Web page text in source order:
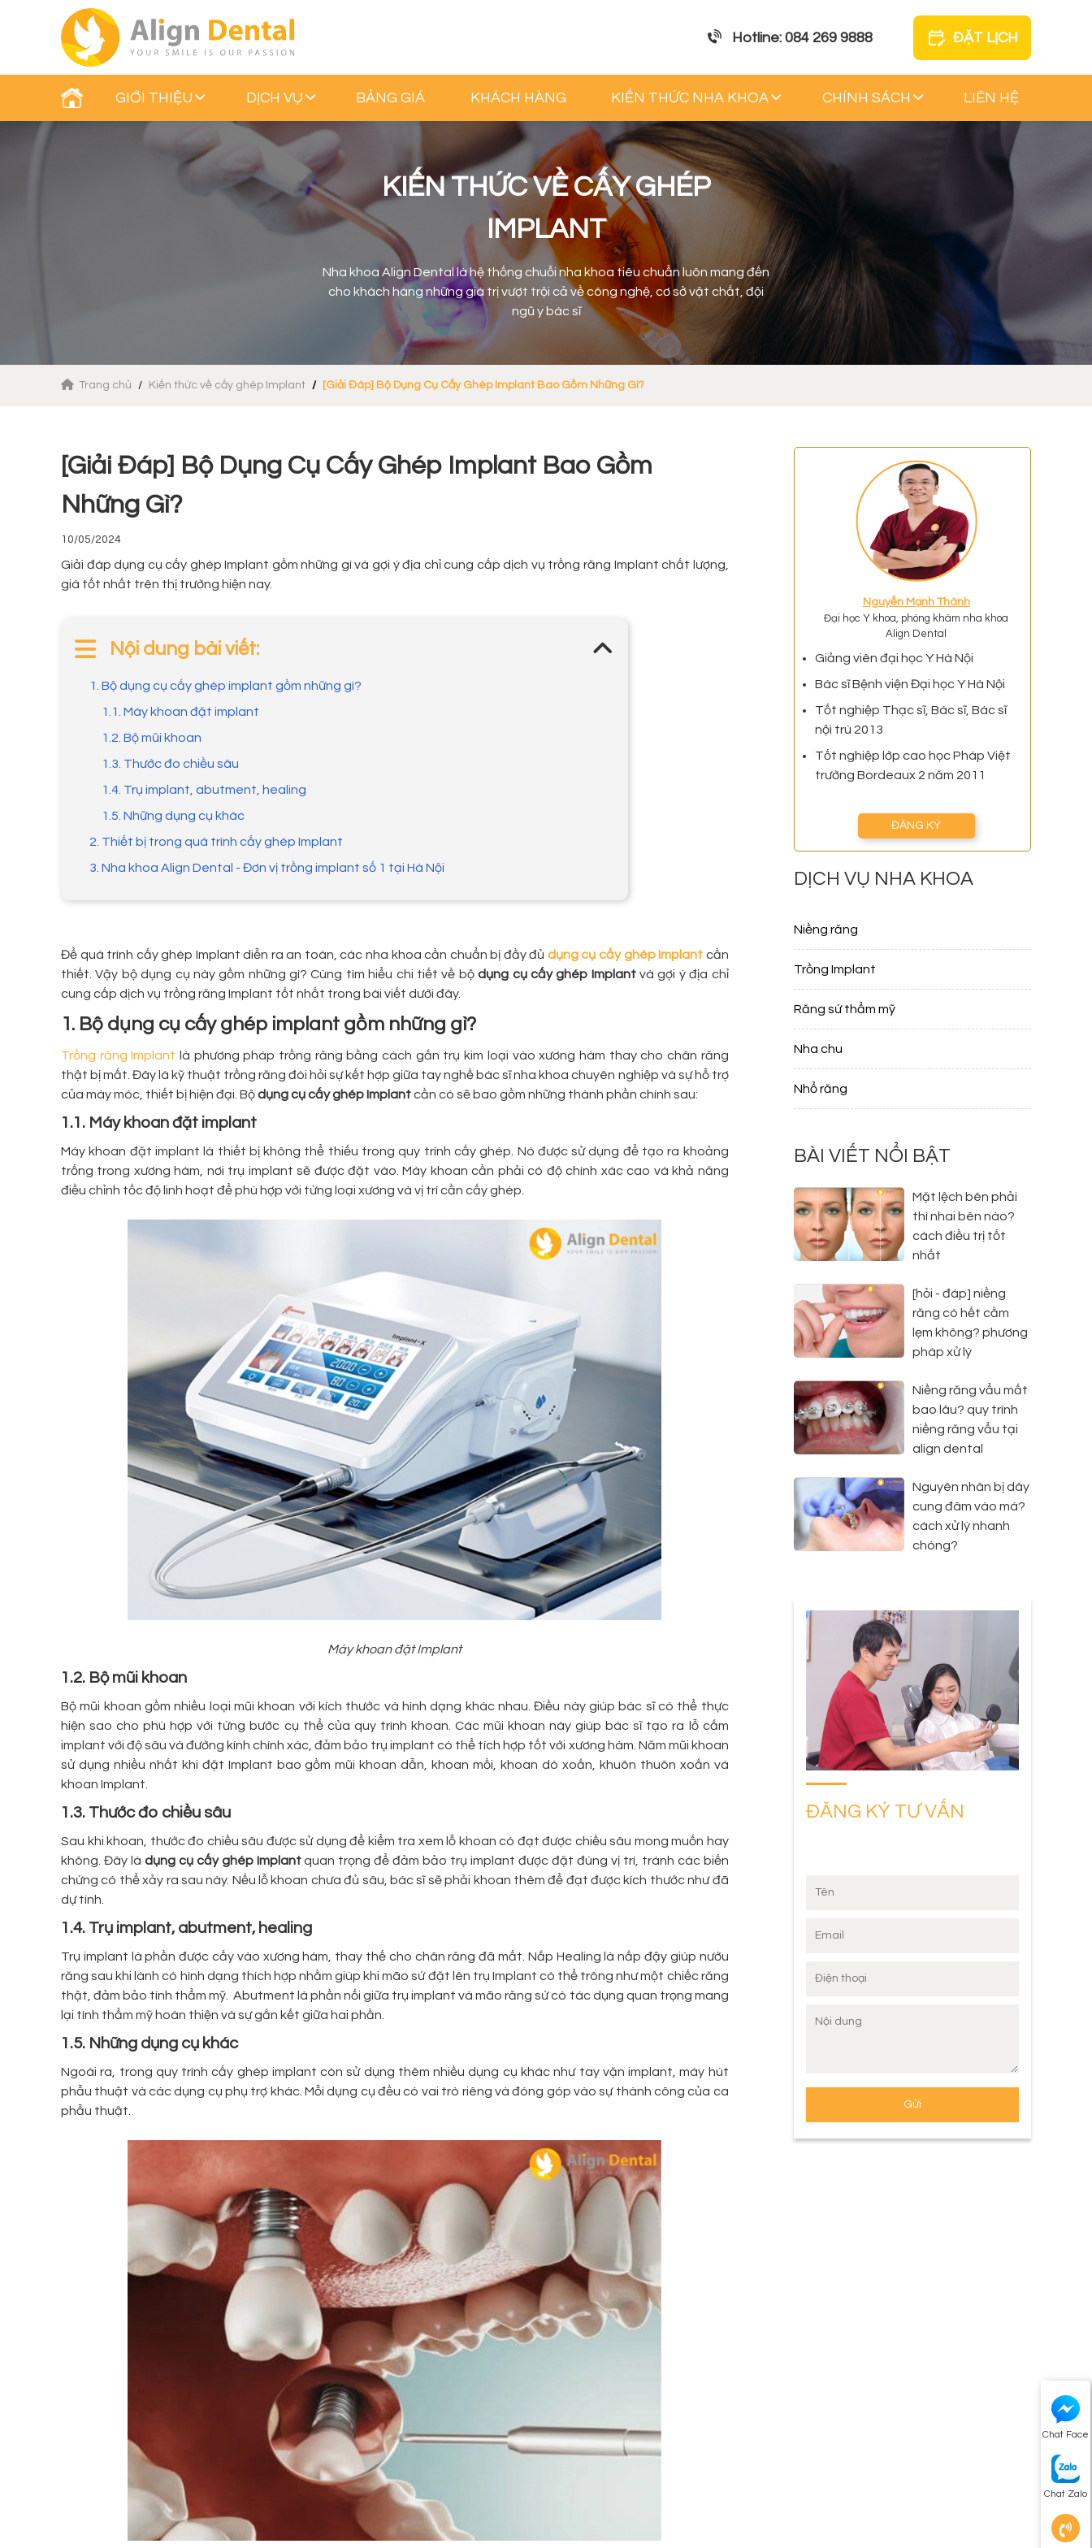
Hotline: 084 269 9888 ĐẶT LỊCH
GIỚI THIỆU DỊCH VỤ BẢNG GIÁ KHÁCH HÀNG KIẾN THỨC NHA KHOA CHÍNH SÁCH LIÊN HỆ
Chat Face
Chat Zalo
KIẾN THỨC VỀ CẤY GHÉP
IMPLANT
Nha khoa Align Dental là hệ thống chuỗi nha khoa tiêu chuẩn luôn mang đến
cho khách hàng những giá trị vượt trội cả về công nghệ, cơ sở vật chất, đội
ngũ y bác sĩ
Trang chủ Kiến thức về cấy ghép Implant [Giải Đáp] Bộ Dụng Cụ Cấy Ghép Implant Bao Gồm Những Gì?
[Giải Đáp] Bộ Dụng Cụ Cấy Ghép Implant Bao Gồm
Những Gì?
10/05/2024
Giải đáp dụng cụ cấy ghép Implant gồm những gì và gợi ý địa chỉ cung cấp dịch vụ trồng răng Implant chất lượng,
giá tốt nhất trên thị trường hiện nay.
Nội dung bài viết:
1. Bộ dụng cụ cấy ghép implant gồm những gì?
1.1. Máy khoan đặt implant
1.2. Bộ mũi khoan
1.3. Thước đo chiều sâu
1.4. Trụ implant, abutment, healing
1.5. Những dụng cụ khác
2. Thiết bị trong quá trình cấy ghép Implant
3. Nha khoa Align Dental - Đơn vị trồng implant số 1 tại Hà Nội
Để quá trình cấy ghép Implant diễn ra an toàn, các nha khoa cần chuẩn bị đầy đủ dụng cụ cấy ghép Implant cần
thiết. Vậy bộ dụng cụ này gồm những gì? Cùng tìm hiểu chi tiết về bộdụng cụ cấy ghép Implantvà gợi ý địa chỉ
cung cấp dịch vụ trồng răng Implant tốt nhất trong bài viết dưới đây.
1. Bộ dụng cụ cấy ghép implant gồm những gì?
Trồng răng Implant là phương pháp trồng răng bằng cách gắn trụ kim loại vào xương hàm thay cho chân răng
thật bị mất. Đây là kỹ thuật trồng răng đòi hỏi sự kết hợp giữa tay nghề bác sĩ nha khoa chuyên nghiệp và sự hỗ trợ
của máy móc, thiết bị hiện đại. Bộdụng cụ cấy ghép Implantcần có sẽ bao gồm những thành phần chính sau:
1.1. Máy khoan đặt implant
Máy khoan đặt implant là thiết bị không thể thiếu trong quy trình cấy ghép. Nó được sử dụng để tạo ra khoảng
trống trong xương hàm, nơi trụ implant sẽ được đặt vào. Máy khoan cần phải có độ chính xác cao và khả năng
điều chỉnh tốc độ linh hoạt để phù hợp với từng loại xương và vị trí cần cấy ghép.
Máy khoan đặt Implant
1.2. Bộ mũi khoan
Bộ mũi khoan gồm nhiều loại mũi khoan với kích thước và hình dạng khác nhau. Điều này giúp bác sĩ có thể thực
hiện sao cho phù hợp với từng bước cụ thể của quy trình khoan. Các mũi khoan này giúp bác sĩ tạo ra lỗ cắm
implant với độ sâu và đường kính chính xác, đảm bảo trụ implant có thể tích hợp tốt với xương hàm. Năm mũi khoan
sử dụng nhiều nhất khi đặt Implant bao gồm mũi khoan dẫn, khoan mồi, khoan dò xoắn, khuôn thuôn xoắn và
khoan Implant.
1.3. Thước đo chiều sâu
Sau khi khoan, thước đo chiều sâu được sử dụng để kiểm tra xem lỗ khoan có đạt được chiều sâu mong muốn hay
không. Đây là dụng cụ cấy ghép Implantquan trọng để đảm bảo trụ implant được đặt đúng vị trí, tránh các biến
chứng có thể xảy ra sau này. Nếu lỗ khoan chưa đủ sâu, bác sĩ sẽ phải khoan thêm để đạt được kích thước như đã
dự tính.
1.4. Trụ implant, abutment, healing
Trụ implant là phần được cấy vào xương hàm, thay thế cho chân răng đã mất. Nắp Healing là nắp đậy giúp nướu
răng sau khi lành có hình dạng thích hợp nhằm giúp khi mão sứ đặt lên trụ Implant có thể trông như một chiếc răng
thật, đảm bảo tính thẩm mỹ. Abutment là phần nối giữa trụ implant và mão răng sứ có tác dụng quan trọng mang
lại tính thẩm mỹ hoàn thiện và sự gắn kết giữa hai phần.
1.5. Những dụng cụ khác
Ngoài ra, trong quy trình cấy ghép implant còn sử dụng thêm nhiều dụng cụ khác như tay vặn implant, máy hút
phẫu thuật và các dụng cụ phụ trợ khác. Mỗi dụng cụ đều có vai trò riêng và đóng góp vào sự thành công của ca
phẫu thuật.
Nguyễn Mạnh Thành
Đại học Y khoa, phòng khám nha khoa
Align Dental
Giảng viên đại học Y Hà Nội
Bác sĩ Bệnh viện Đại học Y Hà Nội
Tốt nghiệp Thạc sĩ, Bác sĩ, Bác sĩ
nội trú 2013
Tốt nghiệp lớp cao học Pháp Việt
trường Bordeaux 2 năm 2011
ĐĂNG KÝ
DỊCH VỤ NHA KHOA
Niềng răng
Trồng Implant
Răng sứ thẩm mỹ
Nha chu
Nhổ răng
BÀI VIẾT NỔI BẬT
Mặt lệch bên phải
thì nhai bên nào?
cách điều trị tốt
nhất
[hỏi - đáp] niềng
răng có hết cằm
lẹm không? phương
pháp xử lý
Niềng răng vẩu mất
bao lâu? quy trình
niềng răng vẩu tại
align dental
Nguyên nhân bị dây
cung đâm vào má?
cách xử lý nhanh
chóng?
ĐĂNG KÝ TƯ VẤN